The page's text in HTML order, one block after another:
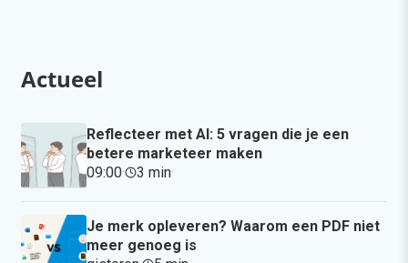
Actueel
Reflecteer met AI: 5 vragen die je een
betere marketeer maken
09:00· 3 min·
Je merk opleveren? Waarom een PDF niet
meer genoeg is